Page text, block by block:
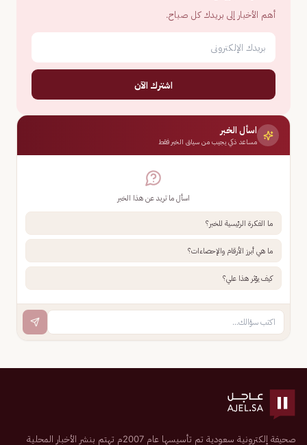
أهم الأخبار إلى بريدك كل صباح.
اشترك الآن
اسأل الخبر
مساعد ذكي يجيب من سياق الخبر فقط
اسأل ما تريد عن هذا الخبر
ما الفكرة الرئيسية للخبر؟
ما هي أبرز الأرقام والإحصاءات؟
كيف يؤثر هذا علي؟
صحيفة إلكترونية سعودية تم تأسيسها عام 2007م تهتم بنشر الأخبار المحلية